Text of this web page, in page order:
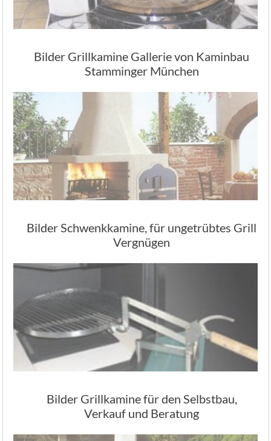
Bilder Grillkamine Gallerie von Kaminbau
Stamminger München
Bilder Schwenkkamine, für ungetrübtes Grill
Vergnügen
Bilder Grillkamine für den Selbstbau,
Verkauf und Beratung